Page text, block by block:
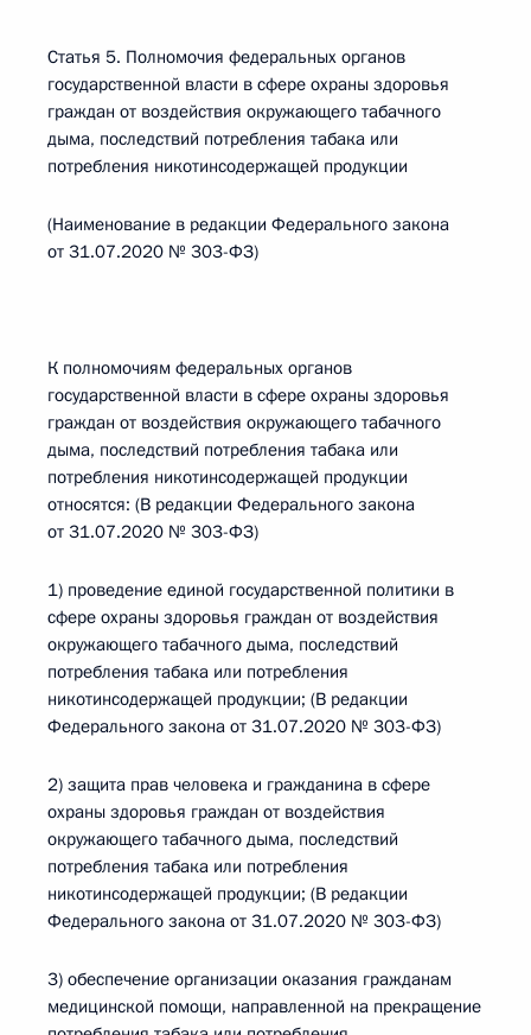
Статья 5. Полномочия федеральных органов
государственной власти в сфере охраны здоровья
граждан от воздействия окружающего табачного
дыма, последствий потребления табака или
потребления никотинсодержащей продукции
(Наименование в редакции Федерального закона
от 31.07.2020 № 303-ФЗ)
К полномочиям федеральных органов
государственной власти в сфере охраны здоровья
граждан от воздействия окружающего табачного
дыма, последствий потребления табака или
потребления никотинсодержащей продукции
относятся: (В редакции Федерального закона
от 31.07.2020 № 303-ФЗ)
1) проведение единой государственной политики в
сфере охраны здоровья граждан от воздействия
окружающего табачного дыма, последствий
потребления табака или потребления
никотинсодержащей продукции; (В редакции
Федерального закона от 31.07.2020 № 303-ФЗ)
2) защита прав человека и гражданина в сфере
охраны здоровья граждан от воздействия
окружающего табачного дыма, последствий
потребления табака или потребления
никотинсодержащей продукции; (В редакции
Федерального закона от 31.07.2020 № 303-ФЗ)
3) обеспечение организации оказания гражданам
медицинской помощи, направленной на прекращение